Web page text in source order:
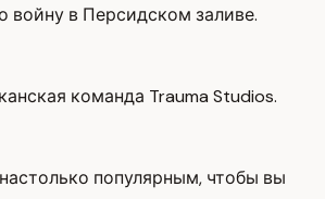
войну в Персидском заливе.
команда Trauma Studios.
популярным, чтобы вы